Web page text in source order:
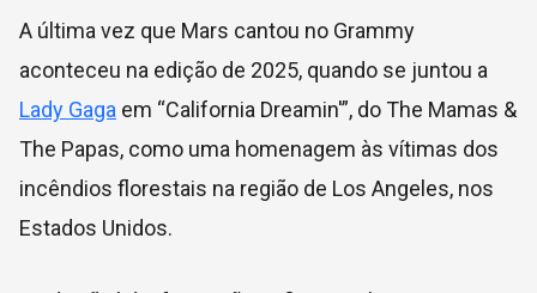
A última vez que Mars cantou no Grammy
aconteceu na edição de 2025, quando se juntou a
Lady Gaga em “California Dreamin'”, do The Mamas &
The Papas, como uma homenagem às vítimas dos
incêndios florestais na região de Los Angeles, nos
Estados Unidos.